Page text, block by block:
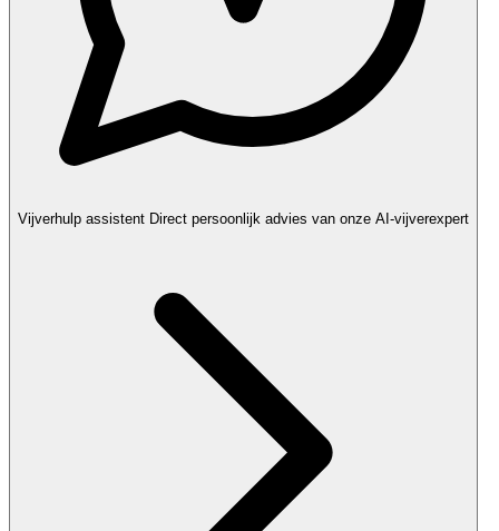
Vijverhulp assistent Direct persoonlijk advies van onze AI-vijverexpert